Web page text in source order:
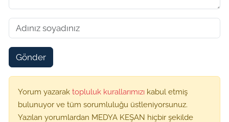
Gönder
Yorum yazarak topluluk kurallarımızı kabul etmiş
bulunuyor ve tüm sorumluluğu üstleniyorsunuz.
Yazılan yorumlardan MEDYA KEŞAN hiçbir şekilde